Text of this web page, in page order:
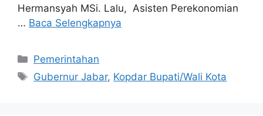
Hermansyah MSi. Lalu, Asisten Perekonomian
… Baca Selengkapnya
Kategori
Pemerintahan
Tag
Gubernur Jabar, Kopdar Bupati/Wali Kota